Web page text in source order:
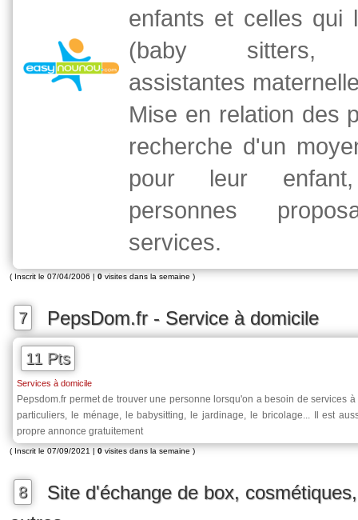
enfants et celles qui
(baby sitters,
assistantes
Mise en relation des
recherche d'un
pour leur
personnes
services.
( Inscrit le 07/04/2006 | 0 visites dans la semaine )
7 PepsDom.fr - Service à domicile
11 Pts
Services à domicile
Pepsdom.fr permet de trouver une personne lorsqu'on a besoin de services
particuliers, le ménage, le babysitting, le jardinage, le bricolage... Il est
propre annonce gratuitement
( Inscrit le 07/09/2021 | 0 visites dans la semaine )
8
Site d'échange de box,